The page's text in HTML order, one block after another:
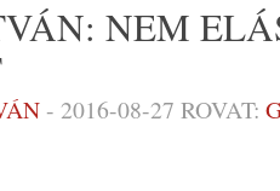
NEM
- 2016-08-27 ROVAT: